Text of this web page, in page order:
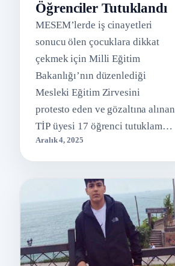
Öğrenciler Tutuklandı
MESEM’lerde iş cinayetleri
sonucu ölen çocuklara dikkat
çekmek için Milli Eğitim
Bakanlığı’nın düzenlediği
Mesleki Eğitim Zirvesini
protesto eden ve gözaltına alınan
TİP üyesi 17 öğrenci tutuklama
talebiyle mahkemeye sevk
edilmişti. 17 öğrenci ile ...
Aralık 4, 2025